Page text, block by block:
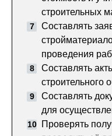
строительных
Составлять
проведения
Составлять
строительного
Составлять
для
Проверять